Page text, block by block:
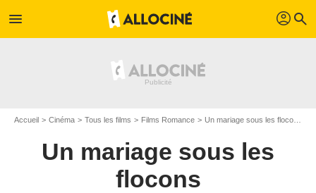
menu profil search
Accueil Cinéma Tous les films Films Romance Un mariage sous les flocons
Un mariage sous les
flocons